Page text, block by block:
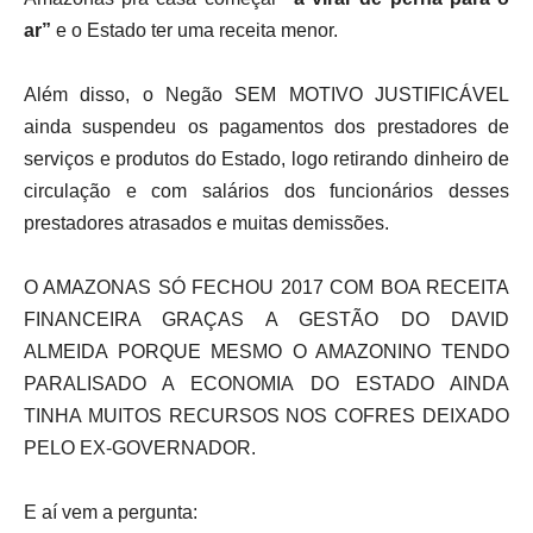
ar” e o Estado ter uma receita menor.
Além disso, o Negão SEM MOTIVO JUSTIFICÁVEL
ainda suspendeu os pagamentos dos prestadores de
serviços e produtos do Estado, logo retirando dinheiro de
circulação e com salários dos funcionários desses
prestadores atrasados e muitas demissões.
O AMAZONAS SÓ FECHOU 2017 COM BOA RECEITA
FINANCEIRA GRAÇAS A GESTÃO DO DAVID
ALMEIDA PORQUE MESMO O AMAZONINO TENDO
PARALISADO A ECONOMIA DO ESTADO AINDA
TINHA MUITOS RECURSOS NOS COFRES DEIXADO
PELO EX-GOVERNADOR.
E aí vem a pergunta: